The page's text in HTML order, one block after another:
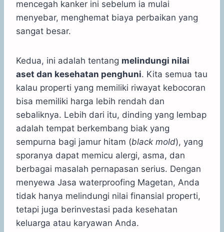
mencegah kanker ini sebelum ia mulai
menyebar, menghemat biaya perbaikan yang
sangat besar.
Kedua, ini adalah tentang melindungi nilai
aset dan kesehatan penghuni. Kita semua tau
kalau properti yang memiliki riwayat kebocoran
bisa memiliki harga lebih rendah dan
sebaliknya. Lebih dari itu, dinding yang lembap
adalah tempat berkembang biak yang
sempurna bagi jamur hitam (black mold), yang
sporanya dapat memicu alergi, asma, dan
berbagai masalah pernapasan serius. Dengan
menyewa Jasa waterproofing Magetan, Anda
tidak hanya melindungi nilai finansial properti,
tetapi juga berinvestasi pada kesehatan
keluarga atau karyawan Anda.